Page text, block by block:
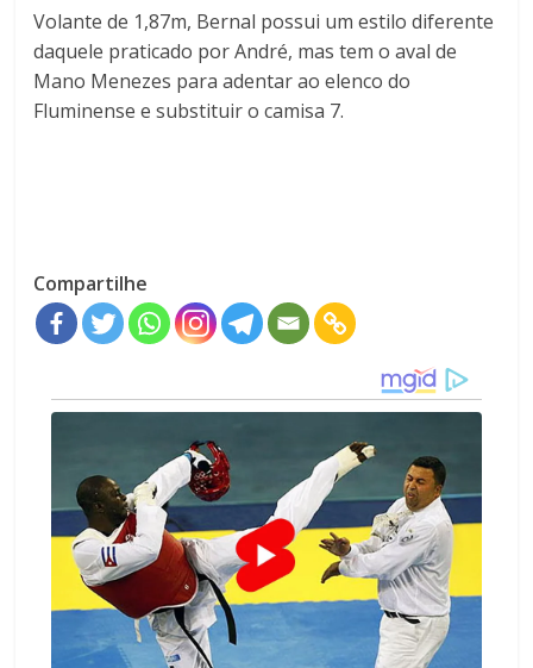
Volante de 1,87m, Bernal possui um estilo diferente
daquele praticado por André, mas tem o aval de
Mano Menezes para adentar ao elenco do
Fluminense e substituir o camisa 7.
Compartilhe